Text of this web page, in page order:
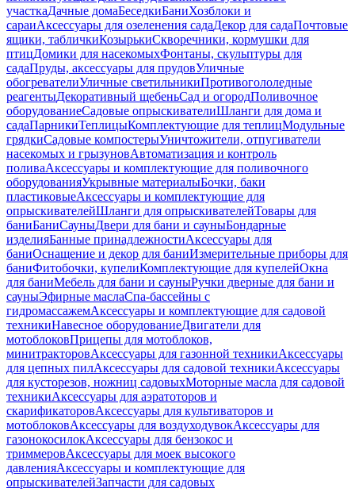
участкаДачные домаБеседкиБаниХозблоки и
сараиАксессуары для озеленения садаДекор для садаПочтовые
ящики, табличкиКозырькиСкворечники, кормушки для
птицДомики для насекомыхФонтаны, скульптуры для
садаПруды, аксессуары для прудовУличные
обогревателиУличные светильникиПротивогололедные
реагентыДекоративный щебеньСад и огородПоливочное
оборудованиеСадовые опрыскивателиШланги для дома и
садаПарникиТеплицыКомплектующие для теплицМодульные
грядкиСадовые компостерыУничтожители, отпугиватели
насекомых и грызуновАвтоматизация и контроль
поливаАксессуары и комплектующие для поливочного
оборудованияУкрывные материалыБочки, баки
пластиковыеАксессуары и комплектующие для
опрыскивателейШланги для опрыскивателейТовары для
баниБаниСауныДвери для бани и сауныБондарные
изделияБанные принадлежностиАксессуары для
баниОснащение и декор для баниИзмерительные приборы для
баниФитобочки, купелиКомплектующие для купелейОкна
для баниМебель для бани и сауныРучки дверные для бани и
сауныЭфирные маслаСпа-бассейны с
гидромассажемАксессуары и комплектующие для садовой
техникиНавесное оборудованиеДвигатели для
мотоблоковПрицепы для мотоблоков,
минитракторовАксессуары для газонной техникиАксессуары
для цепных пилАксессуары для садовой техникиАксессуары
для кусторезов, ножниц садовыхМоторные масла для садовой
техникиАксессуары для аэратоторов и
скарификаторовАксессуары для культиваторов и
мотоблоковАксессуары для воздуходувокАксессуары для
газонокосилокАксессуары для бензокос и
триммеровАксессуары для моек высокого
давленияАксессуары и комплектующие для
опрыскивателейЗапчасти для садовых